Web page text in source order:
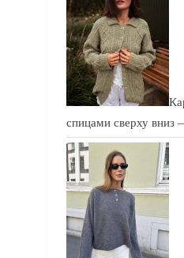
спицами сверху вниз